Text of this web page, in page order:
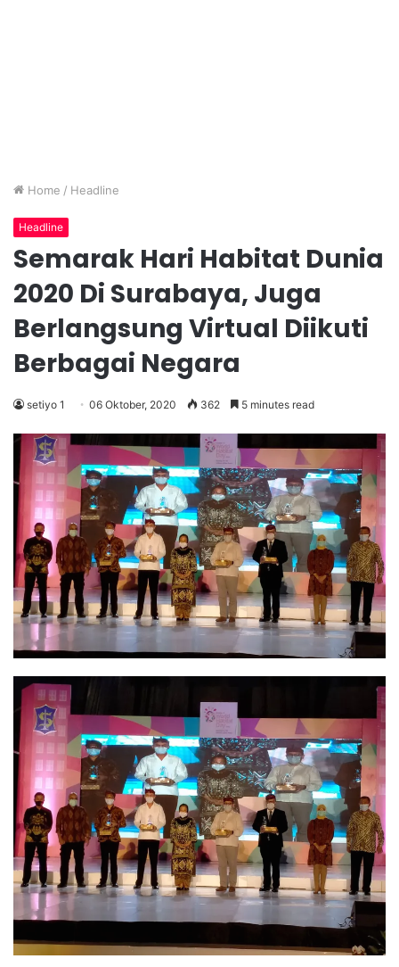
Home / Headline
Headline
Semarak Hari Habitat Dunia
2020 Di Surabaya, Juga
Berlangsung Virtual Diikuti
Berbagai Negara
setiyo 1 06 Oktober, 2020 362 5 minutes read